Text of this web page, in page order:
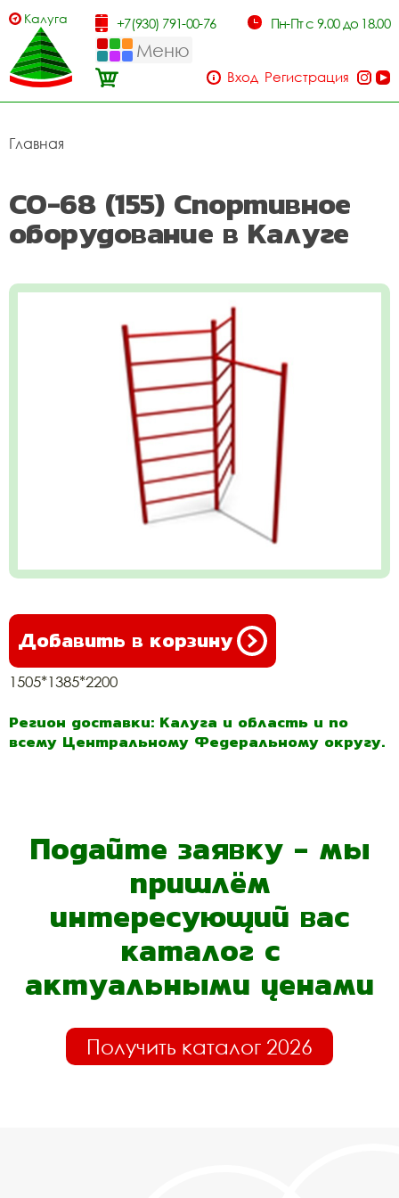
Калуга +7(930) 791-00-76 Пн-Пт с 9.00 до 18.00
Меню
Вход Регистрация
Главная
СО-68 (155) Спортивное
оборудование в Калуге
Добавить в корзину
1505*1385*2200
Регион доставки: Калуга и область и по
всему Центральному Федеральному округу.
Подайте заявку - мы
пришлём
интересующий вас
каталог с
актуальными ценами
Получить каталог 2026